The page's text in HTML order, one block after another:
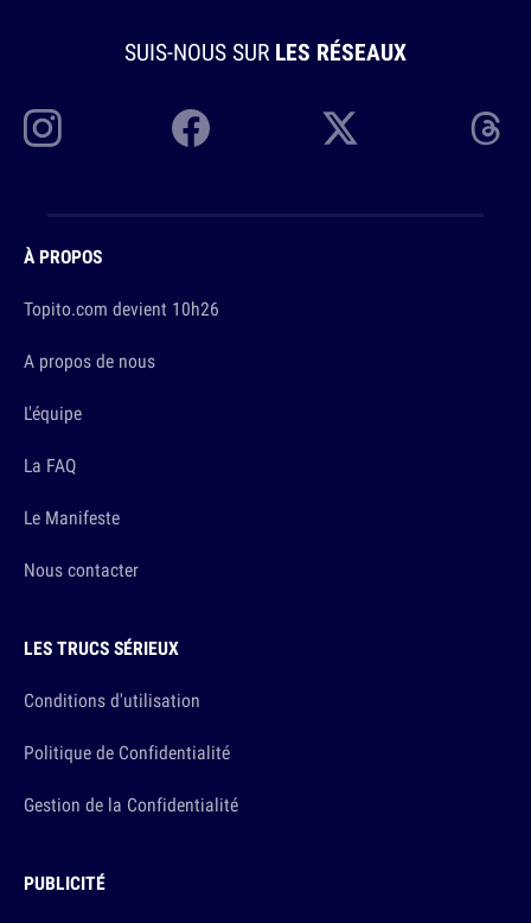
SUIS-NOUS SUR LES RÉSEAUX
À PROPOS
Topito.com devient 10h26
A propos de nous
L'équipe
La FAQ
Le Manifeste
Nous contacter
LES TRUCS SÉRIEUX
Conditions d'utilisation
Politique de Confidentialité
Gestion de la Confidentialité
PUBLICITÉ